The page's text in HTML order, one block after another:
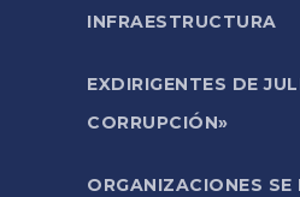
INFRAESTRUCTURA
EXDIRIGENTES DE
CORRUPCIÓN»
ORGANIZACIONES